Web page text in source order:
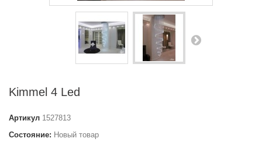
Kimmel 4 Led
Артикул 1527813
Состояние: Новый товар